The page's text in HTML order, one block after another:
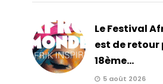
Le Festival
est de retour
18ème...
5 août 2026